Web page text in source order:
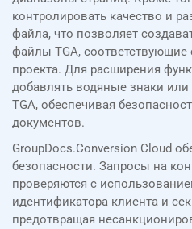
контролировать качество и
файла, что позволяет
файлы TGA, соответствующие
проекта. Для расширения
добавлять водяные знаки
TGA, обеспечивая
документов.
GroupDocs.Conversion Cloud
безопасности. Запросы на
проверяются с
идентификатора клиента и
предотвращая